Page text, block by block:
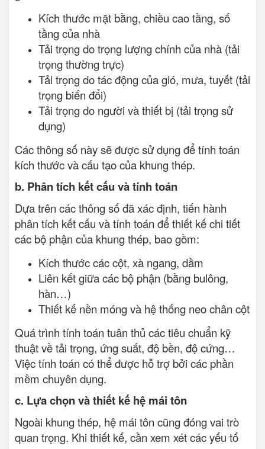
Kích thước mặt bằng, chiều cao tầng, số
tầng của nhà
Tải trọng do trọng lượng chính của nhà (tải
trọng thường trực)
Tải trọng do tác động của gió, mưa, tuyết (tải
trọng biến đổi)
Tải trọng do người và thiết bị (tải trọng sử
dụng)
Các thông số này sẽ được sử dụng để tính toán
kích thước và cấu tạo của khung thép.
b. Phân tích kết cấu và tính toán
Dựa trên các thông số đã xác định, tiến hành
phân tích kết cấu và tính toán để thiết kế chi tiết
các bộ phận của khung thép, bao gồm:
Kích thước các cột, xà ngang, dầm
Liên kết giữa các bộ phận (bằng bulông,
hàn…)
Thiết kế nền móng và hệ thống neo chân cột
Quá trình tính toán tuân thủ các tiêu chuẩn kỹ
thuật về tải trọng, ứng suất, độ bền, độ cứng…
Việc tính toán có thể được hỗ trợ bởi các phần
mềm chuyên dụng.
c. Lựa chọn và thiết kế hệ mái tôn
Ngoài khung thép, hệ mái tôn cũng đóng vai trò
quan trọng. Khi thiết kế, cần xem xét các yếu tố